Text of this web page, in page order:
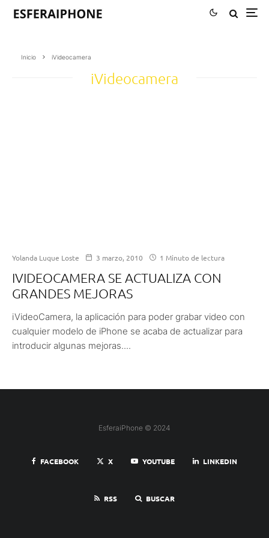
Inicio iVideocamera
iVideocamera
Yolanda Luque Loste 3 marzo, 2010 1 Minuto de lectura
IVIDEOCAMERA SE ACTUALIZA CON
GRANDES MEJORAS
iVideoCamera, la aplicación para poder grabar video con
cualquier modelo de iPhone se acaba de actualizar para
introducir algunas mejoras....
EsferaiPhone © 2024
FACEBOOK X YOUTUBE LINKEDIN
RSS BUSCAR